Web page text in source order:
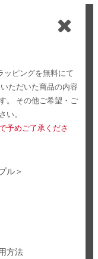
ッピングを無料にて
ただいた商品の内容
。
その他ご希望・ご
い。
予めご了承くださ
ル＞
方法